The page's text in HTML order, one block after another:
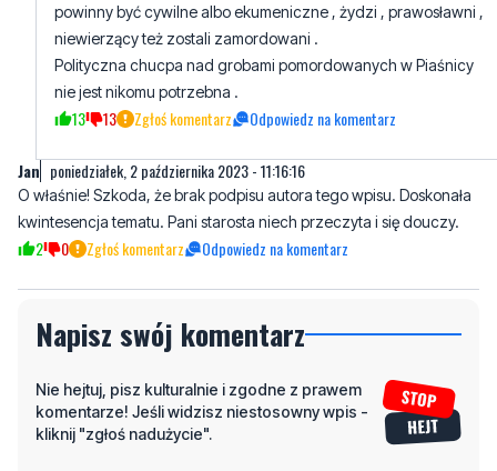
powinny być cywilne albo ekumeniczne , żydzi , prawosławni ,
niewierzący też zostali zamordowani .
Polityczna chucpa nad grobami pomordowanych w Piaśnicy
nie jest nikomu potrzebna .
13 13 Zgłoś komentarz Odpowiedz na komentarz
Jan poniedziałek, 2 października 2023 - 11:16:16
O właśnie! Szkoda, że brak podpisu autora tego wpisu. Doskonała
kwintesencja tematu. Pani starosta niech przeczyta i się douczy.
2 0 Zgłoś komentarz Odpowiedz na komentarz
Napisz swój komentarz
Nie hejtuj, pisz kulturalnie i zgodne z prawem
komentarze! Jeśli widzisz niestosowny wpis -
kliknij "zgłoś nadużycie".